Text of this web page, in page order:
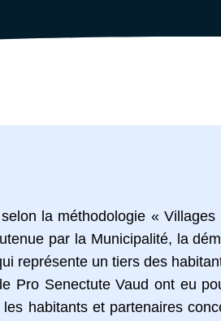
la méthodologie «
par la Municipalité, la
représente un tiers des
Pro Senectute Vaud ont eu
habitants et partenaires